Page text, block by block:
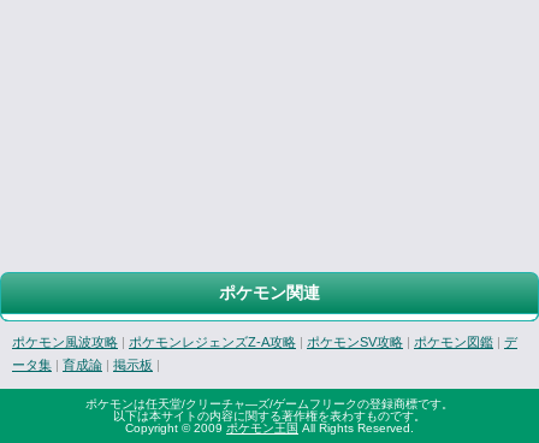
ポケモン関連
ポケモン風波攻略 | ポケモンレジェンズZ-A攻略 | ポケモンSV攻略 | ポケモン図鑑 | デ
ータ集 | 育成論 | 掲示板 |
ポケモンは任天堂/クリーチャ―ズ/ゲームフリークの登録商標です。
以下は本サイトの内容に関する著作権を表わすものです。
Copyright © 2009 ポケモン王国 All Rights Reserved.